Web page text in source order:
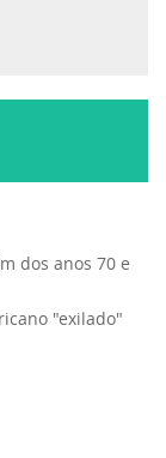
dos anos 70 e
"exilado"